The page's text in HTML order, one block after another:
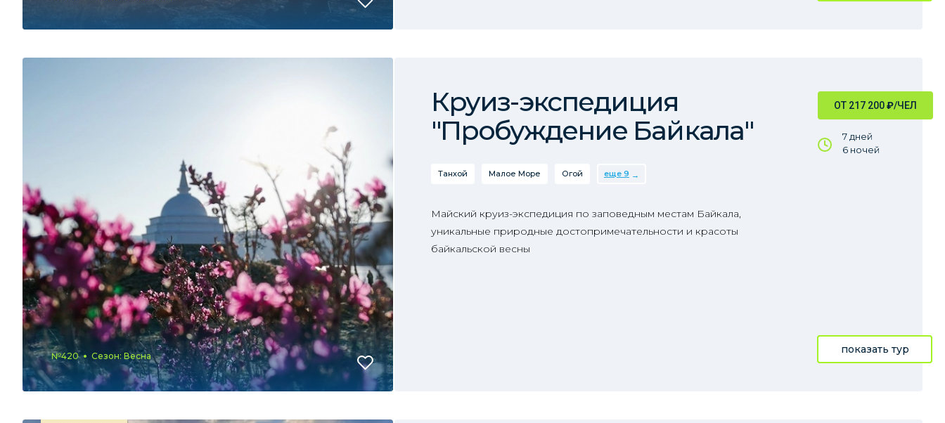
№420 Сезон: Весна
ОТ 217 200₽/ЧЕЛ
7 дней
6 ночей
Круиз-экспедиция
"Пробуждение Байкала"
Танхой Малое Море Огой еще 9
Майский круиз-экспедиция по заповедным местам Байкала,
уникальные природные достопримечательности и красоты
байкальской весны
показать тур